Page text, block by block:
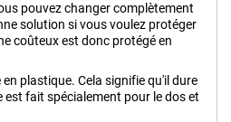
pouvez changer complètement
solution si vous voulez protéger
coûteux est donc protégé en
plastique. Cela signifie qu'il dure
fait spécialement pour le dos et